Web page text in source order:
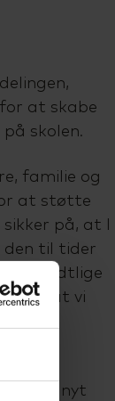
at skabe
skolen.
familie og
at støtte
på, at I
til tider
mundtlige
ved, at vi
på et nyt